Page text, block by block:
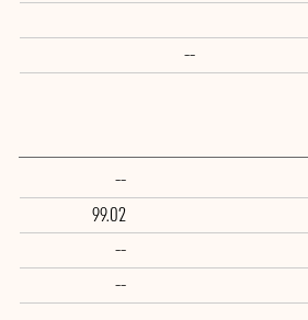
--
--
99.02
--
--